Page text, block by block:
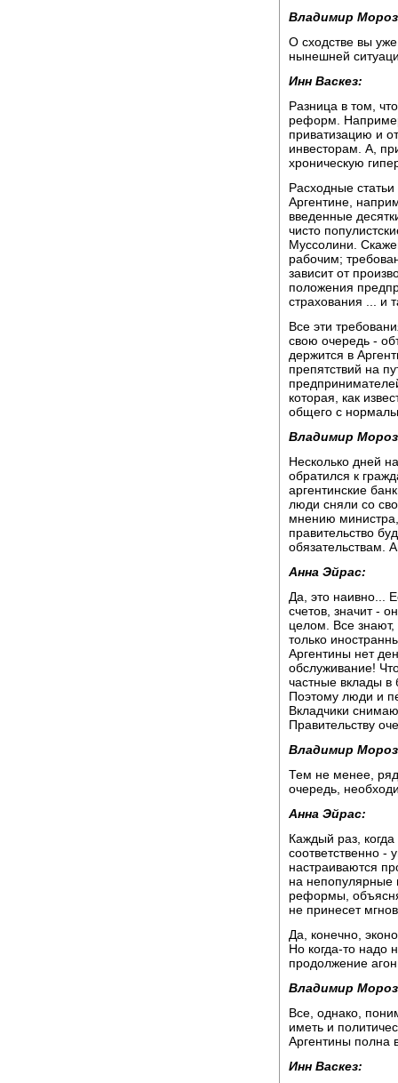
Владимир
О сходстве вы
нынешней
Инн Васкез:
Разница в том,
реформ.
приватизацию и
инвесторам. А,
хроническую
Расходные
Аргентине,
введенные
чисто
Муссолини.
рабочим;
зависит от
положения
страхования ... и
Все эти
свою очередь -
держится в
препятствий на
которая, как
общего с
Владимир
Несколько дней
обратился к
аргентинские
люди сняли со
мнению министра,
правительство
обязательствам.
Анна Эйрас:
Да, это наивно...
счетов, значит -
целом. Все знают,
только
Аргентины нет
обслуживание!
частные вклады в
Поэтому люди и
Вкладчики
Правительству
Владимир
Тем не менее, ряд
очередь,
Анна Эйрас:
Каждый раз,
соответственно -
настраиваются
на непопулярные
реформы,
не принесет
Да, конечно,
Но когда-то надо
продолжение
Владимир
Все, однако,
иметь и
Аргентины полна
Инн Васкез: